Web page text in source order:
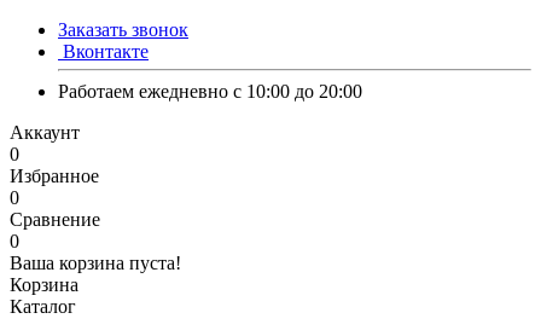
Заказать звонок
Вконтакте
Работаем ежедневно с 10:00 до 20:00
Аккаунт
0
Избранное
0
Сравнение
0
Ваша корзина пуста!
Корзина
Каталог